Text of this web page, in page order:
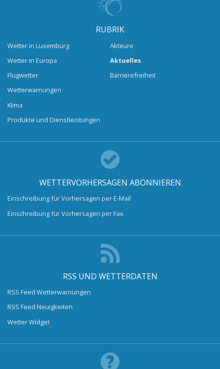
RUBRIK
Wetter in Luxemburg
Wetter in Europa
Flugwetter
Wetterwarnungen
Klima
Produkte und Dienstleistungen
Akteure
Aktuelles
Barrierefreiheit
WETTERVORHERSAGEN ABONNIEREN
Einschreibung für Vorhersagen per E-Mail
Einschreibung für Vorhersagen per Fax
RSS UND WETTERDATEN
RSS Feed Wetterwarnungen
RSS Feed Neuigkeiten
Wetter Widget